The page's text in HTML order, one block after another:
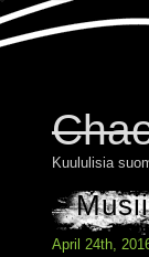
Kuululisia
April 24th,